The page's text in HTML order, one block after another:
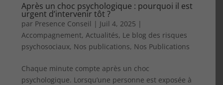
Après un choc psychologique : pourquoi il est
urgent d’intervenir tôt ?
par Presence Conseil | Juil 4, 2025 |
Accompagnement,Actualités, Le blog des risques
psychosociaux, Nos publications, Nos Publications
Chaque minute compte après un choc
psychologique. Lorsqu’une personne est exposée à